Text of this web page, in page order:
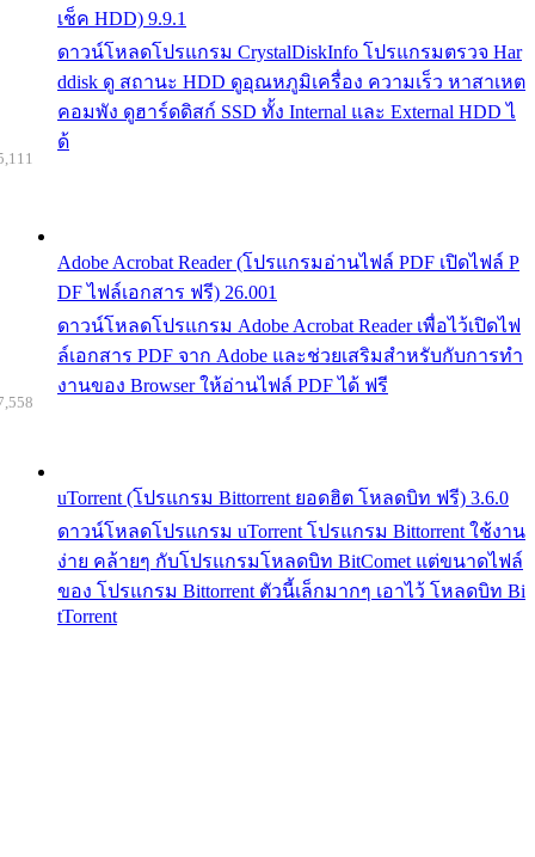
เช็ค HDD) 9.9.1
ดาวน์โหลดโปรแกรม CrystalDiskInfo โปรแกรมตรวจ Har
ddisk ดู สถานะ HDD ดูอุณหภูมิเครื่อง ความเร็ว หาสาเหต
คอมพัง ดูฮาร์ดดิสก์ SSD ทั้ง Internal และ External HDD ไ
ด้
Adobe Acrobat Reader (โปรแกรมอ่านไฟล์ PDF เปิดไฟล์ P
DF ไฟล์เอกสาร ฟรี) 26.001
ดาวน์โหลดโปรแกรม Adobe Acrobat Reader เพื่อไว้เปิดไฟ
ล์เอกสาร PDF จาก Adobe และช่วยเสริมสำหรับกับการทำ
งานของ Browser ให้อ่านไฟล์ PDF ได้ ฟรี
uTorrent (โปรแกรม Bittorrent ยอดฮิต โหลดบิท ฟรี) 3.6.0
ดาวน์โหลดโปรแกรม uTorrent โปรแกรม Bittorrent ใช้งาน
ง่าย คล้ายๆ กับโปรแกรมโหลดบิท BitComet แต่ขนาดไฟล์
ของ โปรแกรม Bittorrent ตัวนี้เล็กมากๆ เอาไว้ โหลดบิท Bi
tTorrent